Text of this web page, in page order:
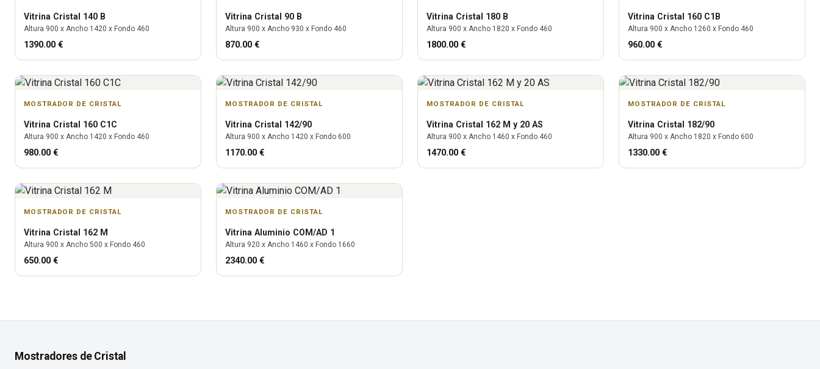
Vitrina Cristal 140 B
Altura 900 x Ancho 1420 x Fondo 460
1390.00 €
Vitrina Cristal 90 B
Altura 900 x Ancho 930 x Fondo 460
870.00 €
Vitrina Cristal 180 B
Altura 900 x Ancho 1820 x Fondo 460
1800.00 €
Vitrina Cristal 160 C1B
Altura 900 x Ancho 1260 x Fondo 460
960.00 €
MOSTRADOR DE CRISTAL
Vitrina Cristal 160 C1C
Altura 900 x Ancho 1420 x Fondo 460
980.00 €
MOSTRADOR DE CRISTAL
Vitrina Cristal 142/90
Altura 900 x Ancho 1420 x Fondo 600
1170.00 €
MOSTRADOR DE CRISTAL
Vitrina Cristal 162 M y 20 AS
Altura 900 x Ancho 1460 x Fondo 460
1470.00 €
MOSTRADOR DE CRISTAL
Vitrina Cristal 182/90
Altura 900 x Ancho 1820 x Fondo 600
1330.00 €
MOSTRADOR DE CRISTAL
Vitrina Cristal 162 M
Altura 900 x Ancho 500 x Fondo 460
650.00 €
MOSTRADOR DE CRISTAL
Vitrina Aluminio COM/AD 1
Altura 920 x Ancho 1460 x Fondo 1660
2340.00 €
Mostradores de Cristal